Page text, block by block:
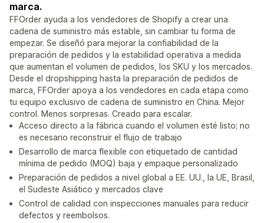
marca.
FFOrder ayuda a los vendedores de Shopify a crear una
cadena de suministro más estable, sin cambiar tu forma de
empezar. Se diseñó para mejorar la confiabilidad de la
preparación de pedidos y la estabilidad operativa a medida
que aumentan el volumen de pedidos, los SKU y los mercados.
Desde el dropshipping hasta la preparación de pedidos de
marca, FFOrder apoya a los vendedores en cada etapa como
tu equipo exclusivo de cadena de suministro en China. Mejor
control. Menos sorpresas. Creado para escalar.
Acceso directo a la fábrica cuando el volumen esté listo; no
es necesario reconstruir el flujo de trabajo
Desarrollo de marca flexible con etiquetado de cantidad
mínima de pedido (MOQ) baja y empaque personalizado
Preparación de pedidos a nivel global a EE. UU., la UE, Brasil,
el Sudeste Asiático y mercados clave
Control de calidad con inspecciones manuales para reducir
defectos y reembolsos.